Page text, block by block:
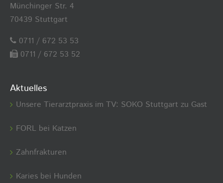
Münchinger Str. 4
70439 Stuttgart
0711 / 672 53 53
0711 / 672 53 52
Aktuelles
Unsere Tierarztpraxis im TV: SOKO Stuttgart zu Gast
FORL bei Katzen
Zahnfrakturen
Karies bei Hunden